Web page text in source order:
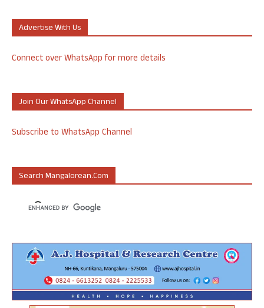
Advertise With Us
Connect over WhatsApp for more details
Join Our WhatsApp Channel
Subscribe to WhatsApp Channel
Search Mangalorean.com